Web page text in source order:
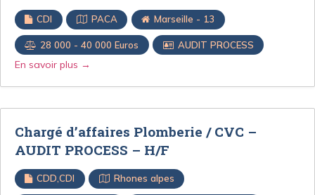
CDI PACA Marseille - 13
28 000 - 40 000 Euros AUDIT PROCESS
En savoir plus
Chargé d’affaires Plomberie / CVC –
AUDIT PROCESS – H/F
CDDCDI Rhones alpes